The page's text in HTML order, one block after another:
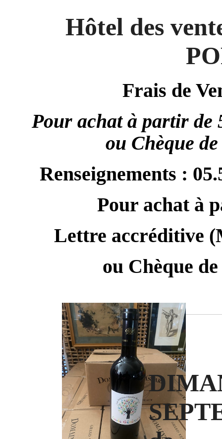
Hôtel des
Frais de
Pour achat à partir de
ou Chèque
Renseignements :
Pour achat à
Lettre accréditive (
ou Chèque